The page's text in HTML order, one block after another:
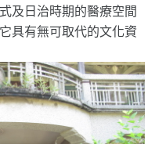
及日治時期的醫療空間
具有無可取代的文化資